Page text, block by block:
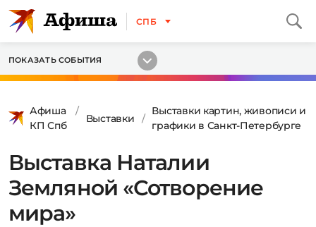
СПБ
ПОКАЗАТЬ СОБЫТИЯ
Афиша
КП Спб
Выставки
Выставки картин, живописи и
графики в Санкт-Петербурге
Выставка Наталии
Земляной «Сотворение
мира»